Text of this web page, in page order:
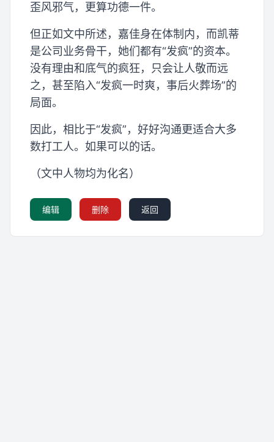
歪风邪气，更算功德一件。
但正如文中所述，嘉佳身在体制内，而凯蒂
是公司业务骨干，她们都有“发疯”的资本。
没有理由和底气的疯狂，只会让人敬而远
之，甚至陷入“发疯一时爽，事后火葬场”的
局面。
因此，相比于“发疯”，好好沟通更适合大多
数打工人。如果可以的话。
（文中人物均为化名）
编辑 删除 返回